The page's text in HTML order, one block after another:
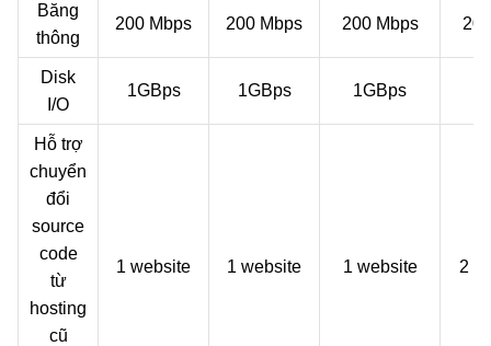
Băng
thông
200 Mbps 200 Mbps 200 Mbps
Disk
I/O
1GBps 1GBps 1GBps
Hỗ trợ
chuyển
đổi
source
code
từ
hosting
cũ
1 website 1 website 1 website 2